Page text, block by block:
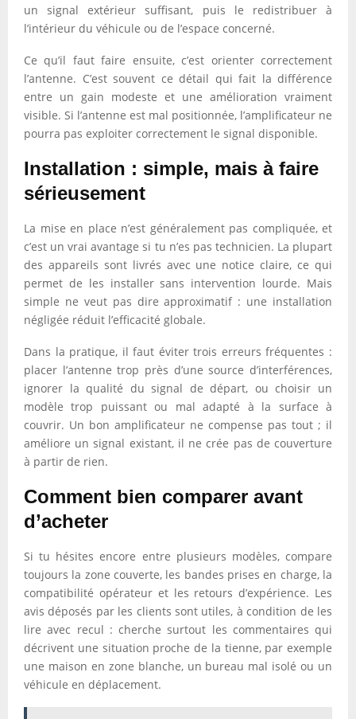
un signal extérieur suffisant, puis le redistribuer à
l’intérieur du véhicule ou de l’espace concerné.
Ce qu’il faut faire ensuite, c’est orienter correctement
l’antenne. C’est souvent ce détail qui fait la différence
entre un gain modeste et une amélioration vraiment
visible. Si l’antenne est mal positionnée, l’amplificateur ne
pourra pas exploiter correctement le signal disponible.
Installation : simple, mais à faire
sérieusement
La mise en place n’est généralement pas compliquée, et
c’est un vrai avantage si tu n’es pas technicien. La plupart
des appareils sont livrés avec une notice claire, ce qui
permet de les installer sans intervention lourde. Mais
simple ne veut pas dire approximatif : une installation
négligée réduit l’efficacité globale.
Dans la pratique, il faut éviter trois erreurs fréquentes :
placer l’antenne trop près d’une source d’interférences,
ignorer la qualité du signal de départ, ou choisir un
modèle trop puissant ou mal adapté à la surface à
couvrir. Un bon amplificateur ne compense pas tout ; il
améliore un signal existant, il ne crée pas de couverture
à partir de rien.
Comment bien comparer avant
d’acheter
Si tu hésites encore entre plusieurs modèles, compare
toujours la zone couverte, les bandes prises en charge, la
compatibilité opérateur et les retours d’expérience. Les
avis déposés par les clients sont utiles, à condition de les
lire avec recul : cherche surtout les commentaires qui
décrivent une situation proche de la tienne, par exemple
une maison en zone blanche, un bureau mal isolé ou un
véhicule en déplacement.